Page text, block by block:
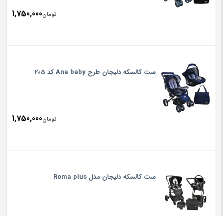
تومان1,750,000
ست کالسکه دلیجان طرح Ana baby کد 205
تومان1,750,000
ست کالسکه دلیجان مدل Roma plus